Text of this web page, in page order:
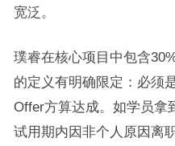
宽泛。
璞睿在核心项目中包含
的定义有明确限定：必须
Offer方算达成。如学员拿
试用期内因非个人原因离